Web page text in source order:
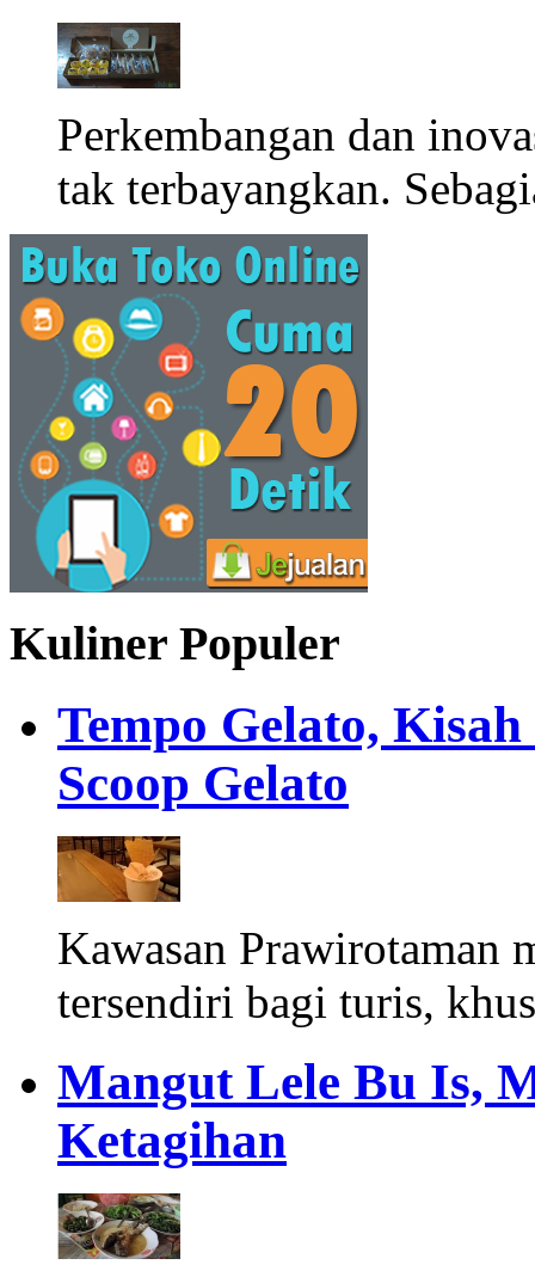
Perkembangan dan
tak terbayangkan.
Kuliner Populer
Tempo Gelato,
Scoop Gelato
Kawasan Prawirotaman
tersendiri bagi turis,
Mangut Lele Bu Is,
Ketagihan